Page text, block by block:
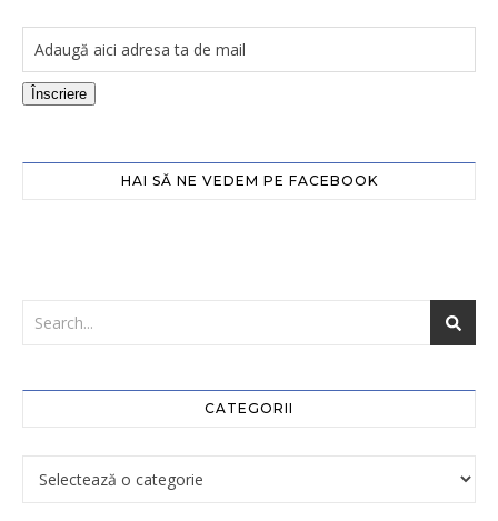
Înscriere
HAI SĂ NE VEDEM PE FACEBOOK
CATEGORII